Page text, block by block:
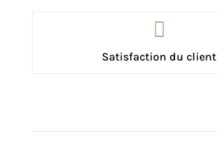

Satisfaction du client